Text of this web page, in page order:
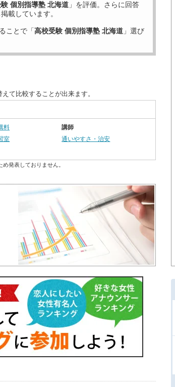
個別指導塾 北海道 」を評価。さらに回答
載しています。
ことで「高校受験 個別指導塾 北海道 」選び
て比較することが出来ます。
料
講師
室
通いやすさ・治安
発表しておりません。